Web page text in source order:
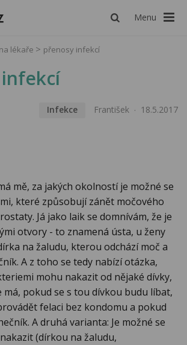
Menu
lékaře přenosy infekcí
Infekce František 18.5.2017
mě, za jakých okolností je možné se
které způsobují zánět močového
Já jako laik se domnívám, že je
otvory - to znamená ústa, u ženy
na žaludu, kterou odchází moč a
A z toho se tedy nabízí otázka,
mohu nakazit od nějaké dívky,
pokud se s tou dívkou budu líbat,
felaci bez kondomu a pokud
A druhá varianta: Je možné se
(dírkou na žaludu,